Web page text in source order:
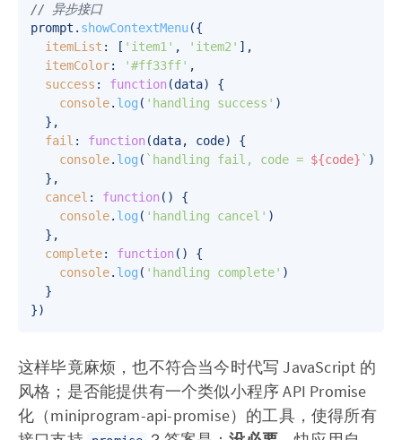
// 异步接口
prompt. showContextMenu({
itemList : [ 'item1' , 'item2' ],
itemColor: '#ff33ff' ,
success : function(data) {
console. log ( 'handling success' )
  },
fail : function(data, code) {
console. log ( `handling fail, code = ${code} ` )
  },
cancel : function( ) {
console. log ( 'handling cancel' )
  },
complete: function( ) {
console. log ( 'handling complete' )
  }
这样毕竟麻烦，也不符合当今时代写 JavaScript 的
风格；是否能提供有一个类似小程序 API Promise
化（miniprogram-api-promise）的工具，使得所有